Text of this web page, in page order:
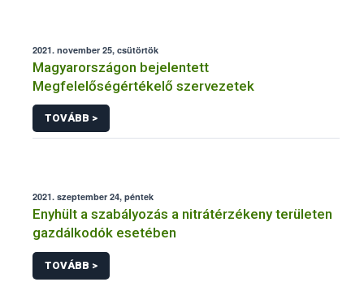
2021. november 25, csütörtök
Magyarországon bejelentett
Megfelelőségértékelő szervezetek
TOVÁBB >
2021. szeptember 24, péntek
Enyhült a szabályozás a nitrátérzékeny területen
gazdálkodók esetében
TOVÁBB >